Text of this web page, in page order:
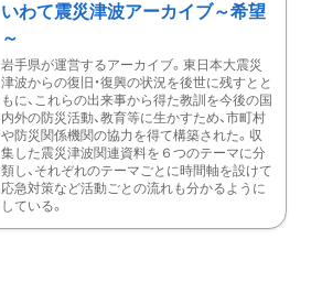
いわて震災津波アーカイブ～希望
～
岩手県が運営するアーカイブ。東日本大震災
津波からの復旧・復興の状況を後世に残すとと
もに、これらの出来事から得た教訓を今後の国
内外の防災活動、教育等に生かすため、市町村
や防災関係機関の協力を得て構築された。収
集した震災津波関連資料を６つのテーマに分
類し、それぞれのテーマごとに時間軸を設けて
応急対策など活動ごとの流れも分かるように
している。